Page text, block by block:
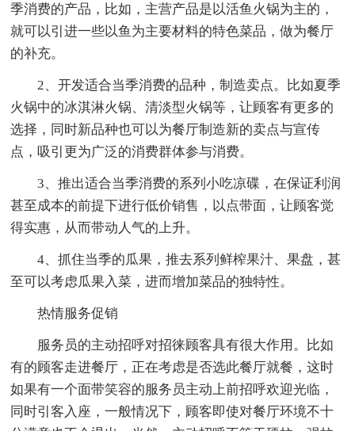
季消费的产品，比如，主营产品是以活鱼火锅为主的，
就可以引进一些以鱼为主要材料的特色菜品，做为餐厅
的补充。
2、开发适合当季消费的品种，制造卖点。比如夏季
火锅中的冰淇淋火锅、清淡型火锅等，让顾客有更多的
选择，同时新品种也可以为餐厅制造新的卖点与宣传
点，吸引更为广泛的消费群体参与消费。
3、推出适合当季消费的系列小吃凉碟，在保证利润
甚至成本的前提下进行低价销售，以点带面，让顾客觉
得实惠，从而带动人气的上升。
4、抓住当季的瓜果，推去系列鲜榨果汁、果盘，甚
至可以考虑瓜果入菜，进而增加菜品的独特性。
热情服务促销
服务员的主动招呼对招徕顾客具有很大作用。比如
有的顾客走进餐厅，正在考虑是否选此餐厅就餐，这时
如果有一个面带笑容的服务员主动上前招呼欢迎光临，
同时引客入座，一般情况下，顾客即使对餐厅环境不十